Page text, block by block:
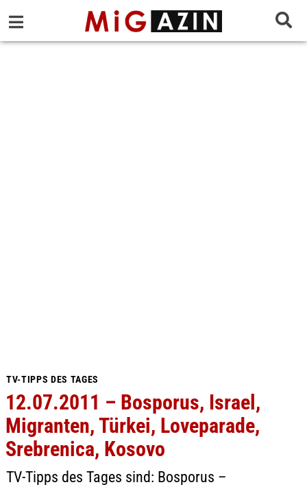
TV-TIPPS DES TAGES
12.07.2011 – Bosporus, Israel,
Migranten, Türkei, Loveparade,
Srebrenica, Kosovo
TV-Tipps des Tages sind: Bosporus –